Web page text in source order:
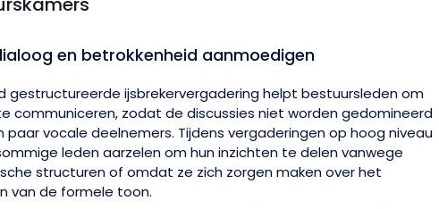
en betrokkenheid aanmoedigen
gestructureerde ijsbrekervergadering helpt bestuursleden om
communiceren, zodat de discussies niet worden gedomineerd
paar vocale deelnemers. Tijdens vergaderingen op hoog niveau
leden aarzelen om hun inzichten te delen vanwege
structuren of omdat ze zich zorgen maken over het
van de formele toon.